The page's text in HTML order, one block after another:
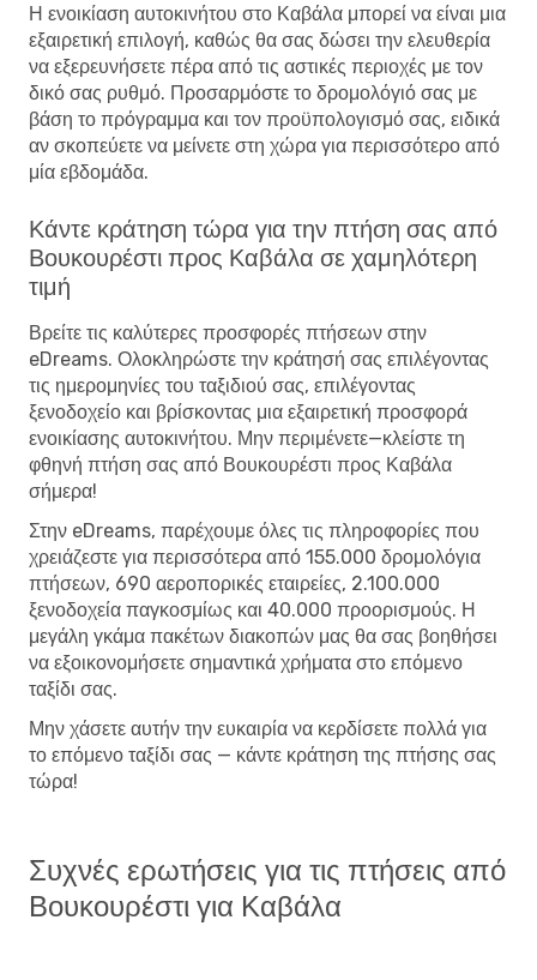
Η ενοικίαση αυτοκινήτου στο Καβάλα μπορεί να είναι μια
εξαιρετική επιλογή, καθώς θα σας δώσει την ελευθερία
να εξερευνήσετε πέρα ​​από τις αστικές περιοχές με τον
δικό σας ρυθμό. Προσαρμόστε το δρομολόγιό σας με
βάση το πρόγραμμα και τον προϋπολογισμό σας, ειδικά
αν σκοπεύετε να μείνετε στη χώρα για περισσότερο από
μία εβδομάδα.
Κάντε κράτηση τώρα για την πτήση σας από
Βουκουρέστι προς Καβάλα σε χαμηλότερη
τιμή
Βρείτε τις καλύτερες προσφορές πτήσεων στην
eDreams. Ολοκληρώστε την κράτησή σας επιλέγοντας
τις ημερομηνίες του ταξιδιού σας, επιλέγοντας
ξενοδοχείο και βρίσκοντας μια εξαιρετική προσφορά
ενοικίασης αυτοκινήτου. Μην περιμένετε—κλείστε τη
φθηνή πτήση σας από Βουκουρέστι προς Καβάλα
σήμερα!
Στην eDreams, παρέχουμε όλες τις πληροφορίες που
χρειάζεστε για περισσότερα από 155.000 δρομολόγια
πτήσεων, 690 αεροπορικές εταιρείες, 2.100.000
ξενοδοχεία παγκοσμίως και 40.000 προορισμούς. Η
μεγάλη γκάμα πακέτων διακοπών μας θα σας βοηθήσει
να εξοικονομήσετε σημαντικά χρήματα στο επόμενο
ταξίδι σας.
Μην χάσετε αυτήν την ευκαιρία να κερδίσετε πολλά για
το επόμενο ταξίδι σας — κάντε κράτηση της πτήσης σας
τώρα!
Συχνές ερωτήσεις για τις πτήσεις από
Βουκουρέστι για Καβάλα